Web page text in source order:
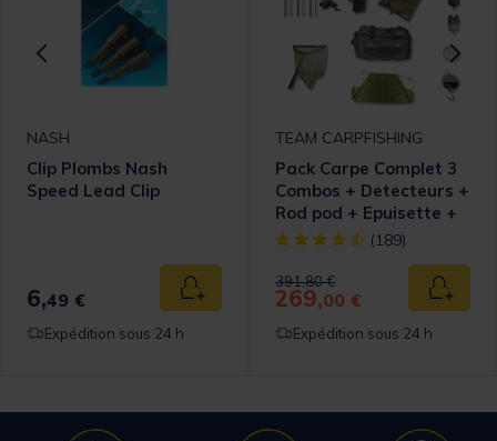
panier
NASH
Clip Plombs Nash
Speed Lead Clip
6,49 € Ajouter au panier
Expédition sous 24 h
TEAM CARPFISHING
Pack Carpe Complet 3
Combos + Detecteurs +
Rod pod + Epuisette +
Tapis + Peson + Sac de
Nylon
[object Object] out of 5
(189)
Price reduced from
391,80 €to
269,00 €
Expédition sous 24 h